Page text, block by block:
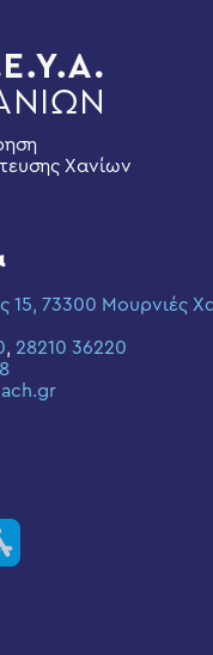
Χανίων
15, 73300 Μουρνιές
, 28210 36220